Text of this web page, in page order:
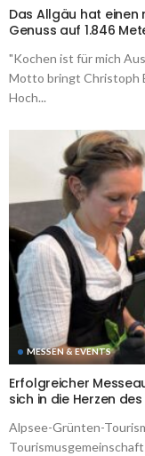
Das Allgäu hat einen
Genuss auf 1.846
"Kochen ist für mich
Motto bringt Christoph
Hoch...
MESSEN & EVENTS
Erfolgreicher
sich in die Herzen
Alpsee-Grünten-